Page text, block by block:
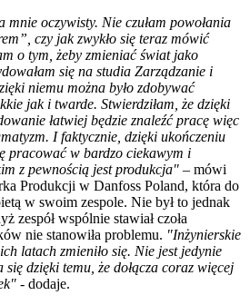
mnie oczywisty. Nie czułam powołania
czy jak zwykło się teraz mówić
o tym, żeby zmieniać świat jako
się na studia Zarządzanie i
niemu można było zdobywać
jak i twarde. Stwierdziłam, że dzięki
łatwiej będzie znaleźć pracę więc
I faktycznie, dzięki ukończeniu
pracować w bardzo ciekawym i
z pewnością jest produkcja" – mówi
Produkcji w Danfoss Poland, która do
w swoim zespole. Nie był to jednak
zespół wspólnie stawiał czoła
nie stanowiła problemu. "Inżynierskie
latach zmieniło się. Nie jest jedynie
dzięki temu, że dołącza coraz więcej
- dodaje.